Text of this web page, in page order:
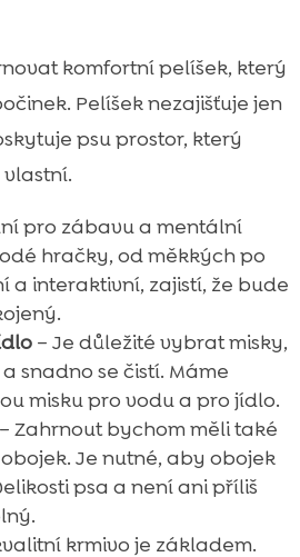
komfortní pelíšek, který
Pelíšek nezajišťuje jen
psu prostor, který
pro zábavu a mentální
hračky, od měkkých po
a interaktivní, zajistí, že bude
– Je důležité vybrat misky,
snadno se čistí. Máme
misku pro vodu a pro jídlo.
– Zahrnout bychom měli také
Je nutné, aby obojek
psa a není ani příliš
krmivo je základem.